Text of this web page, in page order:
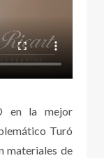
en la mejor
Turó
materiales de